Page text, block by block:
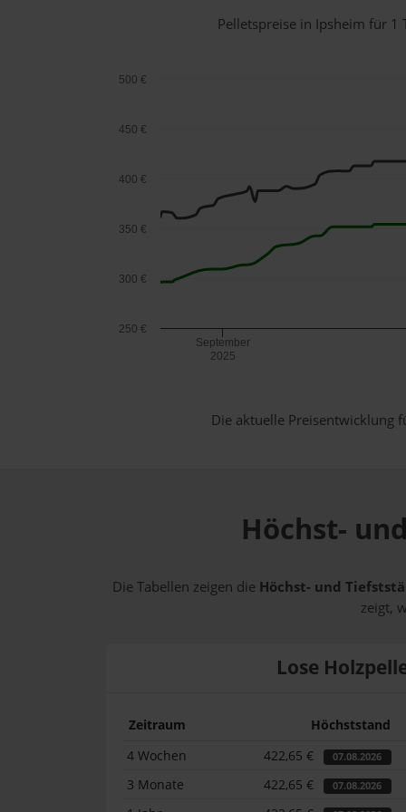
Pelletspreise in Ipsheim für 1
September
2025
250 €
300 €
350 €
400 €
450 €
500 €
Die aktuelle Preisentwicklung
Höchst-
Die Tabellen zeigen die Höchst- und
zeigt,
Lose
Zeitraum Höchststand
4 Wochen
422,65 € 07.08.2026
3 Monate 422,65 € 07.08.2026